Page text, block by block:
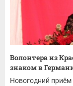
Волонтера из
знаком в
Новогодний приём